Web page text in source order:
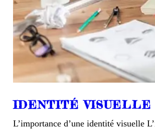
IDENTITÉ VISUELLE
L’importance d’une identité visuelle